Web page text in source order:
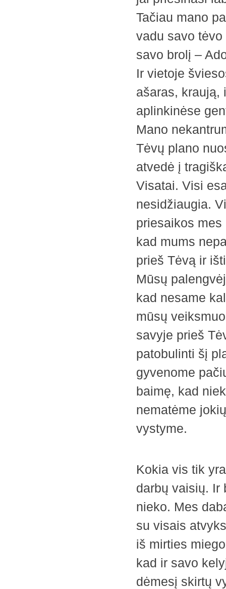
Tačiau mano
vadu savo
savo brolį –
Ir vietoje
ašaras, kraują,
aplinkinėse
Mano
Tėvų plano
atvedė į
Visatai. Visi
nesidžiaugia.
priesaikos
kad mums
prieš Tėvą ir
Mūsų
kad nesame
mūsų
savyje prieš
patobulinti šį
gyvenome
baimę, kad
nematėme
vystyme.
Kokia vis tik
darbų vaisių. Ir
nieko. Mes
su visais
iš mirties
kad ir savo
dėmesį skirtų